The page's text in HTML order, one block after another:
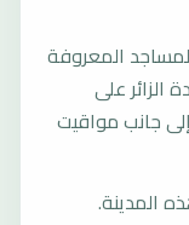
المعروفة
الزائر على
جانب مواقيت